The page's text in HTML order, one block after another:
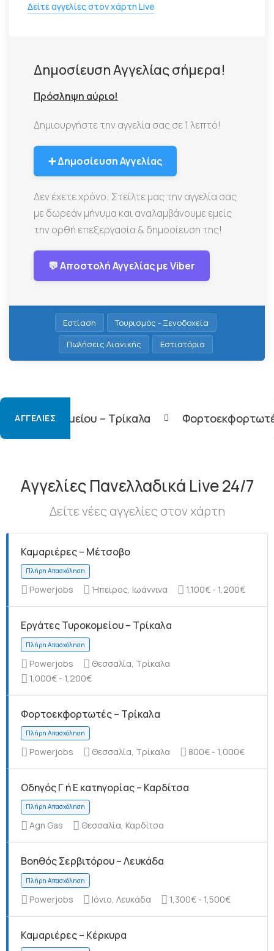
Δείτε αγγελίες στον χάρτη Live
Δημοσίευση Αγγελίας σήμερα!
Πρόσληψη αύριο!
Δημιουργήστε την αγγελία σας σε 1 λεπτό!
➕ Δημοσίευση Αγγελίας
Δεν έχετε χρόνο; Στείλτε μας την αγγελία σας
με δωρεάν μήνυμα και αναλαμβάνουμε εμείς
την ορθή επεξεργασία & δημοσίευση της!
💬 Αποστολή Αγγελίας με Viber
Εστίαση
Τουρισμός - Ξενοδοχεία
Πωλήσεις Λιανικής
Εστιατόρια
ΑΓΓΕΛΊΕΣ
– Τρίκαλα Φορτοεκφορτωτές – Τρίκαλα
Αγγελίες Πανελλαδικά Live 24/7
Δείτε νέες αγγελίες στον χάρτη
Καμαριέρες – Μέτσοβο
Πλήρη Απασχόληση
Powerjobs Ήπειρος, Ιωάννινα 1,100€ - 1,200€
Εργάτες Τυροκομείου – Τρίκαλα
Πλήρη Απασχόληση
Powerjobs
Θεσσαλία, Τρίκαλα
1,000€ - 1,200€
Φορτοεκφορτωτές – Τρίκαλα
Πλήρη Απασχόληση
Powerjobs Θεσσαλία, Τρίκαλα 800€ - 1,000€
Οδηγός Γ ή Ε κατηγορίας – Καρδίτσα
Agn Gas Θεσσαλία, Καρδίτσα
Βοηθός Σερβιτόρου – Λευκάδα
Powerjobs Ιόνιο, Λευκάδα 1,300€ - 1,500€
Καμαριέρες – Κέρκυρα